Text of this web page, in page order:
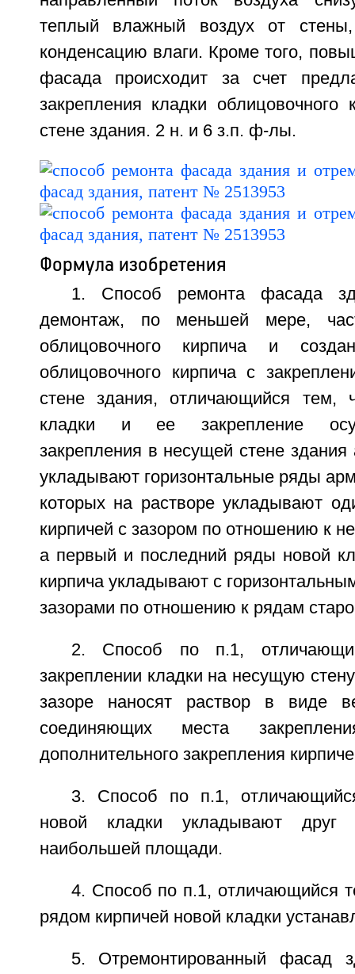
теплый влажный воздух от
конденсацию влаги. Кроме того,
фасада происходит за счет
закрепления кладки облицовочного
стене здания. 2 н. и 6 з.п. ф-лы.
Формула изобретения
1. Способ ремонта фасада
демонтаж, по меньшей мере,
облицовочного кирпича и
облицовочного кирпича с
стене здания, отличающийся тем,
кладки и ее закрепление
закрепления в несущей стене
укладывают горизонтальные ряды
которых на растворе укладывают
кирпичей с зазором по отношению к
а первый и последний ряды новой
кирпича укладывают с
зазорами по отношению к рядам
2. Способ по п.1,
закреплении кладки на несущую
зазоре наносят раствор в виде
соединяющих места
дополнительного закрепления
3. Способ по п.1,
новой кладки укладывают друг
наибольшей площади.
4. Способ по п.1, отличающийся
рядом кирпичей новой кладки
5. Отремонтированный фасад